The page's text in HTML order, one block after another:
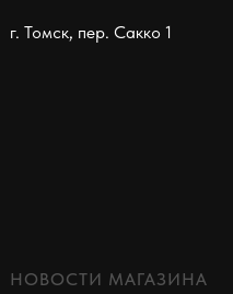
г. Томск, пер. Сакко 1
НОВОСТИ МАГАЗИНА